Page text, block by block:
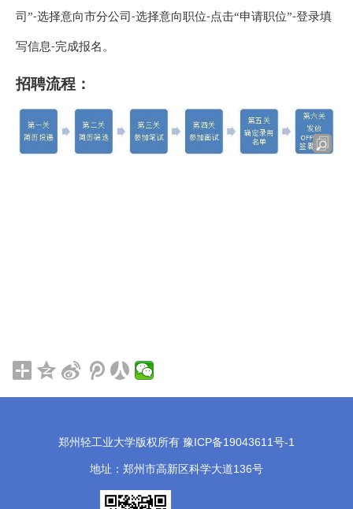
司”-选择意向市分公司 -选择意向职位- 点击“申请职位”-登录填
写信息-完成报名。
招聘流程：
郑州轻工业大学版权所有 豫ICP备19043611号-1
地址：郑州市高新区科学大道136号